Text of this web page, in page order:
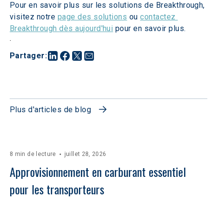
Partager:
Pour en savoir plus sur les solutions de Breakthrough,
visitez notre page des solutions ou contactez
Breakthrough dès aujourd'hui pour en savoir plus.
.
Plus d'articles de blog
8 min de lecture juillet 28, 2026
Approvisionnement en carburant essentiel
pour les transporteurs